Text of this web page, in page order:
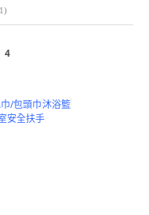
1)
4
/包頭巾沐浴籃
安全扶手